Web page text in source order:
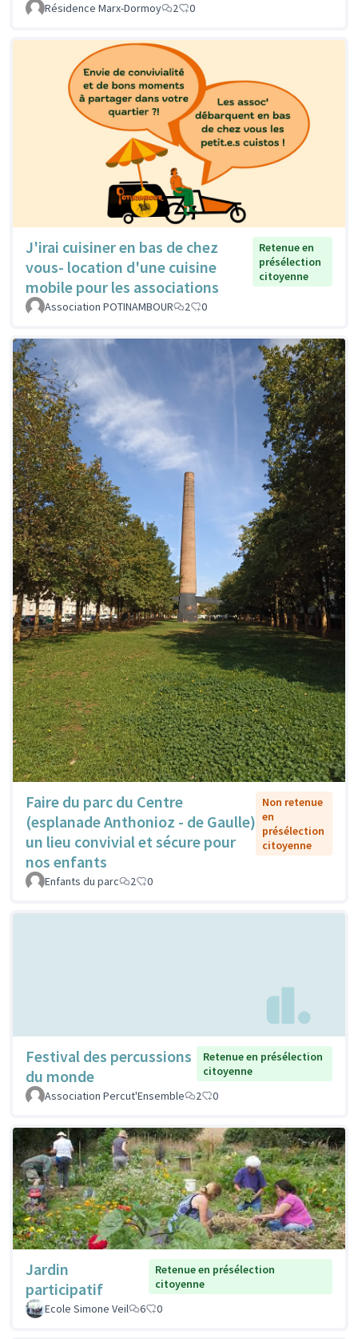
Résidence Marx-Dormoy
2 0
J'irai cuisiner en bas de chez
vous- location d'une cuisine
mobile pour les associations
Retenue en
présélection
citoyenne
Association POTINAMBOUR 2 0
Faire du parc du Centre
(esplanade Anthonioz - de Gaulle)
un lieu convivial et sécure pour
nos enfants
Non retenue
en
présélection
citoyenne
Enfants du parc 2 0
Festival des percussions
du monde
Retenue en présélection
citoyenne
Association Percut'Ensemble
2 0
Jardin
participatif
Retenue en présélection
citoyenne
Ecole Simone Veil
6 0